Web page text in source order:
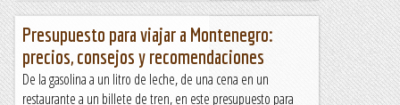
Presupuesto para viajar a Montenegro:
precios, consejos y recomendaciones
De la gasolina a un litro de leche, de una cena en un
restaurante a un billete de tren, en este presupuesto para